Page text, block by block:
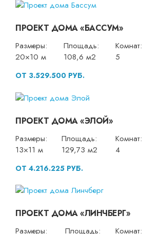
ПРОЕКТ ДОМА «БАССУМ»
Размеры:
20×10 м
Площадь:
108,6 м2
Комнат:
5
ОТ 3.529.500 РУБ.
ПРОЕКТ ДОМА «ЭЛОЙ»
Размеры:
13×11 м
Площадь:
129,73 м2
Комнат:
4
ОТ 4.216.225 РУБ.
ПРОЕКТ ДОМА «ЛИНЧБЕРГ»
Размеры:
Площадь:
Комнат: